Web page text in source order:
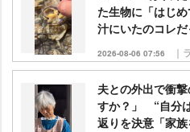
た生物に「はじ
汁にいたのコレだ
2026-08-06 07:56 ｜
夫との外出で衝
すか？」 “自分
返りを決意「家